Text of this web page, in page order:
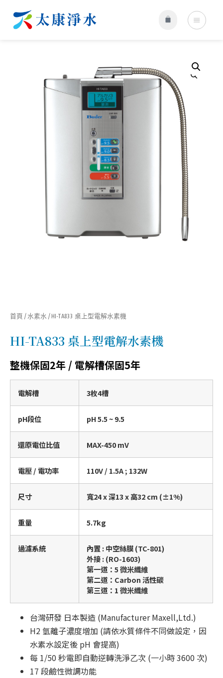
首頁 / 水素水 / HI-TA833 桌上型電解水素機
HI-TA833 桌上型電解水素機
整機保固2年 / 電解槽保固5年
電解槽 3枚4槽
pH段位 pH 5.5 ~ 9.5
還原電位比值 MAX-450 mV
電壓 / 電功率 110V / 1.5A ; 132W
尺寸 寬24 x 深13 x 高32 cm (±1%)
重量 5.7kg
過濾系統
內置 : 中空絲膜 (TC-801)
外接 : (RO-1603)
第一道：5 微米纖維
第二道：Carbon 活性碳
第三道：1 微米纖維
台灣研發 日本製造 (Manufacturer Maxell,Ltd.)
H2 氫離子濃度增加 (請依水質條件不同做設定，因
水素水設定後 pH 會提高)
每 1/50 秒電即自動逆轉洗淨乙次 (一小時 3600 次)
17 段鹼性微調功能